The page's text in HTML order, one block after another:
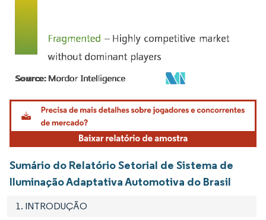
Imagem © Mordor Intelligence. O reuso requer atribuição conforme CC BY 4.0.
Sumário do Relatório Setorial de Sistema de
Iluminação Adaptativa Automotiva do Brasil
1. INTRODUÇÃO